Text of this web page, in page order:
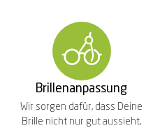
Brillenanpassung
Wir sorgen dafür, dass Deine
Brille nicht nur gut aussieht,